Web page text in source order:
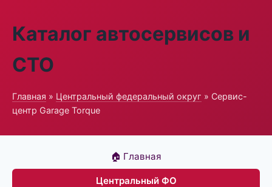
Каталог автосервисов и
СТО
Главная » Центральный федеральный округ » Сервис-
центр Garage Torque
🏠 Главная
Центральный ФО